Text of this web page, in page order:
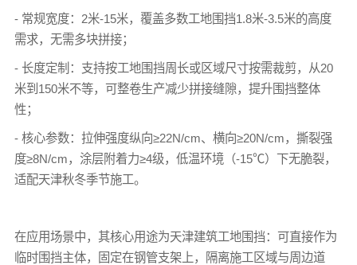
- 常规宽度：2米-15米，覆盖多数工地围挡1.8米-3.5米的高度
需求，无需多块拼接；
- 长度定制：支持按工地围挡周长或区域尺寸按需裁剪，从20
米到150米不等，可整卷生产减少拼接缝隙，提升围挡整体
性；
- 核心参数：拉伸强度纵向≥22N/cm、横向≥20N/cm，撕裂强
度≥8N/cm，涂层附着力≥4级，低温环境（-15℃）下无脆裂，
适配天津秋冬季节施工。
在应用场景中，其核心用途为天津建筑工地围挡：可直接作为
临时围挡主体，固定在钢管支架上，隔离施工区域与周边道